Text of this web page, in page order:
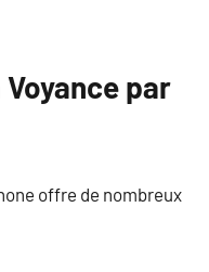
par
offre de nombreux